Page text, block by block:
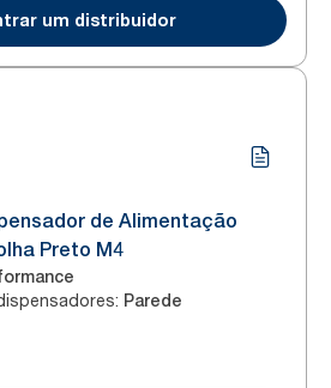
um distribuidor
de Alimentação
Preto M4
: Parede